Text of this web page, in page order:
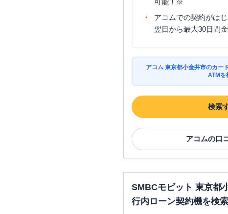
可能！※
アコムでの契約がは
翌日から最大30日間金
アコム 東京都小金井市のカー
ATMを
検索
アコムの口
SMBCモビット 東京都
行内ローン契約機を検索